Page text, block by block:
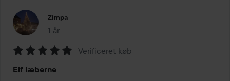
Zimpa
1 år
Posten blev oprettet 1 år
5
Verificeret køb
Elf læberne